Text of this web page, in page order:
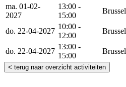
ma. 01-02-
2027
13:00 -
15:00
Brussel
do. 22-04-2027
10:00 -
12:00
Brussel
do. 22-04-2027
13:00 -
15:00
Brussel
< terug naar overzicht activiteiten